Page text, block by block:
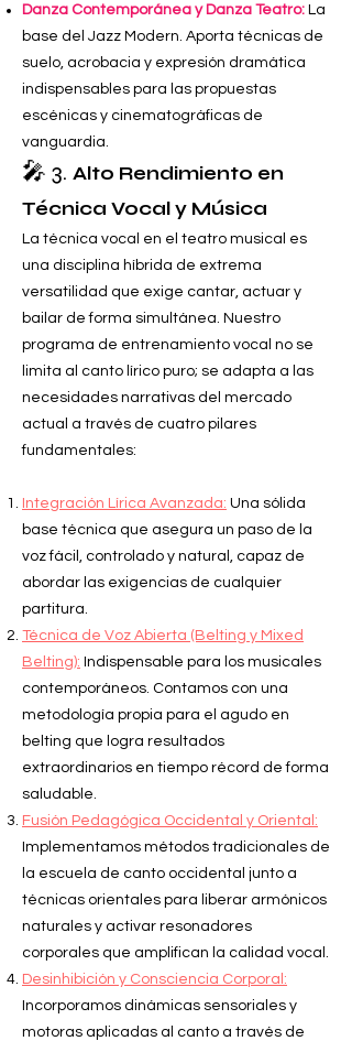
Danza Contemporánea y Danza Teatro: La
base del Jazz Modern. Aporta técnicas de
suelo, acrobacia y expresión dramática
indispensables para las propuestas
escénicas y cinematográficas de
vanguardia.
🎤 3. Alto Rendimiento en
Técnica Vocal y Música
La técnica vocal en el teatro musical es
una disciplina híbrida de extrema
versatilidad que exige cantar, actuar y
bailar de forma simultánea. Nuestro
programa de entrenamiento vocal no se
limita al canto lírico puro; se adapta a las
necesidades narrativas del mercado
actual a través de cuatro pilares
fundamentales:
Integración Lírica Avanzada: Una sólida
base técnica que asegura un paso de la
voz fácil, controlado y natural, capaz de
abordar las exigencias de cualquier
partitura.
Técnica de Voz Abierta (Belting y Mixed
Belting): Indispensable para los musicales
contemporáneos. Contamos con una
metodología propia para el agudo en
belting que logra resultados
extraordinarios en tiempo récord de forma
saludable.
Fusión Pedagógica Occidental y Oriental:
Implementamos métodos tradicionales de
la escuela de canto occidental junto a
técnicas orientales para liberar armónicos
naturales y activar resonadores
corporales que amplifican la calidad vocal.
Desinhibición y Consciencia Corporal:
Incorporamos dinámicas sensoriales y
motoras aplicadas al canto a través de